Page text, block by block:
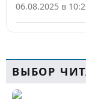
06.08.2025 в
ВЫБОР